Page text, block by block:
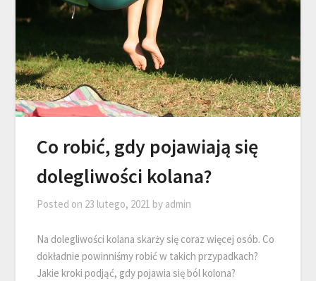
Co robić, gdy pojawiają się
dolegliwości kolana?
Posted on 23 lutego, 2021 by admin
Na dolegliwości kolana skarży się coraz więcej osób. Co
dokładnie powinniśmy robić w takich przypadkach?
Jakie kroki podjąć, gdy pojawia się ból kolona?